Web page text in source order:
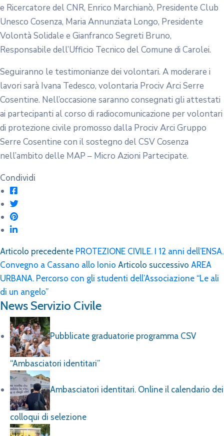
e Ricercatore del CNR, Enrico Marchianò, Presidente Club
Unesco Cosenza, Maria Annunziata Longo, Presidente
Volontà Solidale e Gianfranco Segreti Bruno,
Responsabile dell’Ufficio Tecnico del Comune di Carolei.
Seguiranno le testimonianze dei volontari. A moderare i
lavori sarà Ivana Tedesco, volontaria Prociv Arci Serre
Cosentine. Nell’occasione saranno consegnati gli attestati
ai partecipanti al corso di radiocomunicazione per volontari
di protezione civile promosso dalla Prociv Arci Gruppo
Serre Cosentine con il sostegno del CSV Cosenza
nell’ambito delle MAP – Micro Azioni Partecipate.
Condividi
Articolo precedente PROTEZIONE CIVILE. I 12 anni dell’ENSA.
Convegno a Cassano allo Ionio Articolo successivo AREA
URBANA. Percorso con gli studenti dell’Associazione “Le ali
di un angelo”
News Servizio Civile
Pubblicate graduatorie programma CSV
“Ambasciatori identitari”
Ambasciatori identitari. Online il calendario dei
colloqui di selezione